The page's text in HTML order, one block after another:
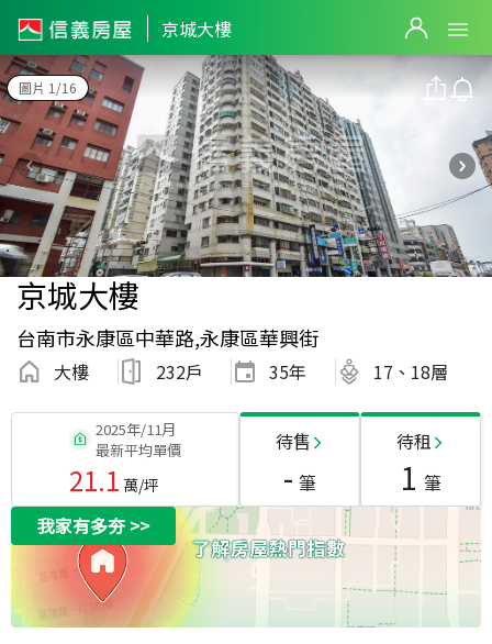
京城大樓
圖片 1/16
京城大樓
台南市永康區中華路,永康區華興街
大樓 232戶 35年 17、18層
2025年/11月
最新平均單價
21.1 萬/坪
待售
- 筆
待租
1 筆
我家有多夯>>